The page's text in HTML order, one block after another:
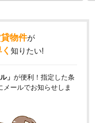
物件が
知りたい!
」 が便利！指定した条
ールでお知らせしま